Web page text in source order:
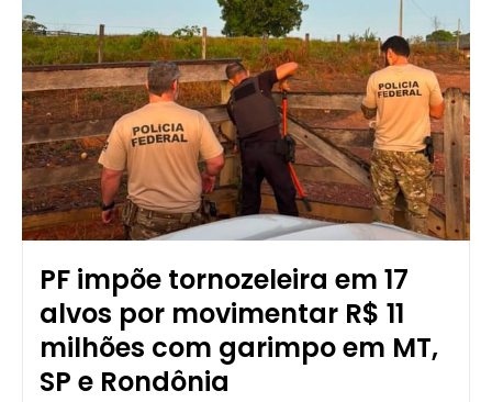
PF impõe tornozeleira em 17
alvos por movimentar R$ 11
milhões com garimpo em MT,
SP e Rondônia